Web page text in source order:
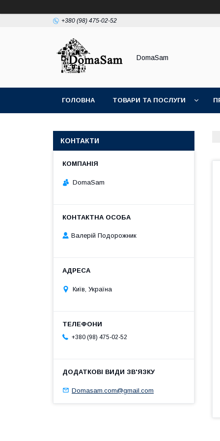
+380 (98) 475-02-52
DomaSam
ГОЛОВНА ТОВАРИ ТА ПОСЛУГИ
КОНТАКТИ
DomaSam
Валерій Подорожник
Київ, Україна
+380 (98) 475-02-52
Domasam.com@gmail.com